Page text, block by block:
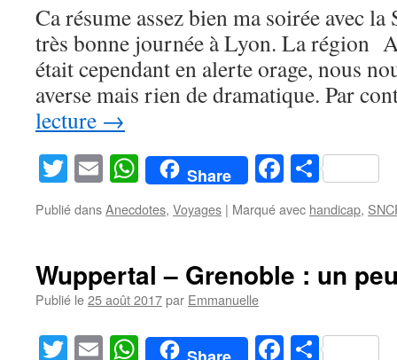
Ca résume assez bien ma soirée avec la
très bonne journée à Lyon. La région
était cependant en alerte orage, nous
averse mais rien de dramatique. Par
lecture →
Twitter
EmailWhatsApp
Share Facebook
Publié dansAnecdotes, Voyages | Marqué avec handicap,
Wuppertal – Grenoble : un
Publié le25 août 2017par Emmanuelle
Twitter
EmailWhatsApp Facebook